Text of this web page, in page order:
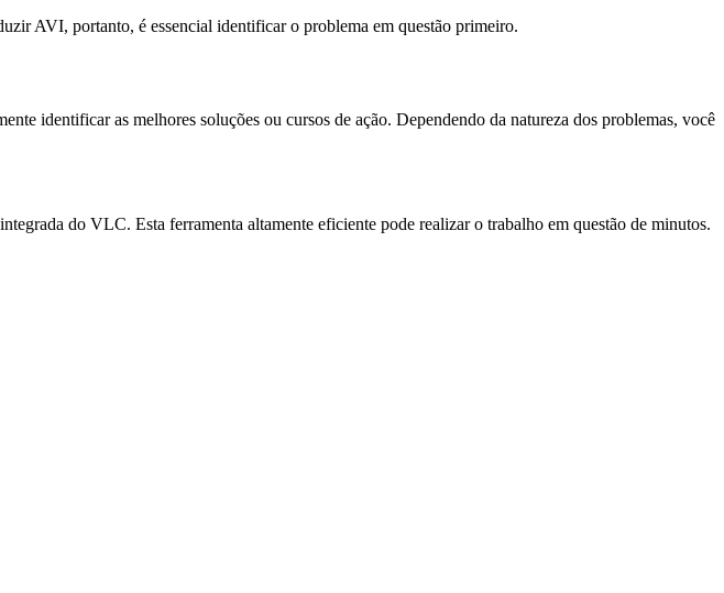
AVI, portanto, é essencial identificar o problema em questão primeiro.
identificar as melhores soluções ou cursos de ação. Dependendo da natureza dos problemas, você
do VLC. Esta ferramenta altamente eficiente pode realizar o trabalho em questão de minutos.